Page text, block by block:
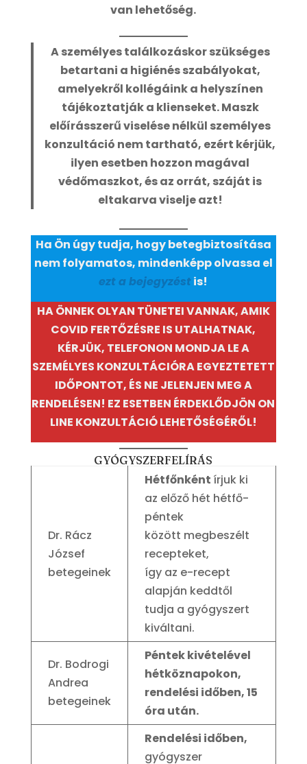
van lehetőség.
A személyes találkozáskor szükséges
betartani a higiénés szabályokat,
amelyekről kollégáink a helyszínen
tájékoztatják a klienseket. Maszk
előírásszerű viselése nélkül személyes
konzultáció nem tartható, ezért kérjük,
ilyen esetben hozzon magával
védőmaszkot, és az orrát, száját is
eltakarva viselje azt!
Ha Ön úgy tudja, hogy betegbiztosítása
nem folyamatos, mindenképp olvassa el
ezt a bejegyzéstis!
HA ÖNNEK OLYAN TÜNETEI VANNAK, AMIK
COVID FERTŐZÉSRE IS UTALHATNAK,
KÉRJÜK, TELEFONON MONDJA LE A
SZEMÉLYES KONZULTÁCIÓRA EGYEZTETETT
IDŐPONTOT, ÉS NE JELENJEN MEG A
RENDELÉSEN! EZ ESETBEN ÉRDEKLŐDJÖN ON
LINE KONZULTÁCIÓ LEHETŐSÉGÉRŐL!
GYÓGYSZERFELÍRÁS
Dr. Rácz
József
betegeinek
Hétfőnként írjuk ki
az előző hét hétfő-
péntek
között megbeszélt
recepteket,
így az e-recept
alapján keddtől
tudja a gyógyszert
kiváltani.
Dr. Bodrogi
Andrea
betegeinek
Péntek kivételével
hétköznapokon,
rendelési időben, 15
óra után.
Rendelési időben,
gyógyszer